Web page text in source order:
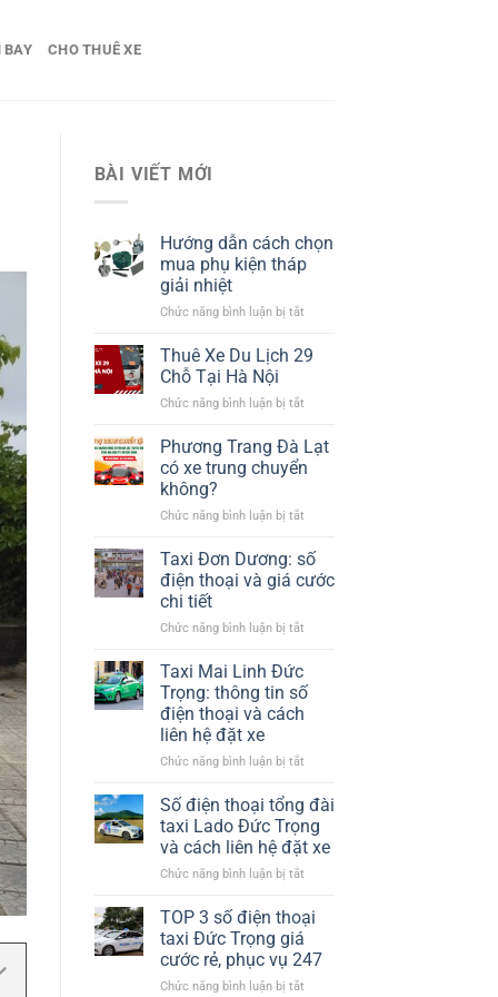
BAY CHO THUÊ XE
BÀI VIẾT MỚI
Hướng dẫn cách chọn
mua phụ kiện tháp
giải nhiệt​
Chức năng bình luận bị tắtở
dẫn
mua
kiện
tháp
Thuê Xe Du Lịch 29
Chỗ Tại Hà Nội
Chức năng bình luận bị tắtở
Xe
Du
Lịch
Chỗ
Hà
Nội
Phương Trang Đà Lạt
có xe trung chuyển
không?
Chức năng bình luận bị tắtở
Trang
Lạt
xe
không?
Taxi Đơn Dương: số
điện thoại và giá cước
chi tiết
Chức năng bình luận bị tắtở
Dương:
số
điện
và
cước
chi
tiết
Taxi Mai Linh Đức
Trọng: thông tin số
điện thoại và cách
liên hệ đặt xe
Chức năng bình luận bị tắtở
Mai
Linh
Đức
Trọng:
thông
số
điện
thoại
và
cách
Số điện thoại tổng đài
taxi Lado Đức Trọng
và cách liên hệ đặt xe
Chức năng bình luận bị tắtở
điện
thoại
tổng
đài
taxi
TOP 3 số điện thoại
taxi Đức Trọng giá
cước rẻ, phục vụ 247
Chức năng bình luận bị tắtở